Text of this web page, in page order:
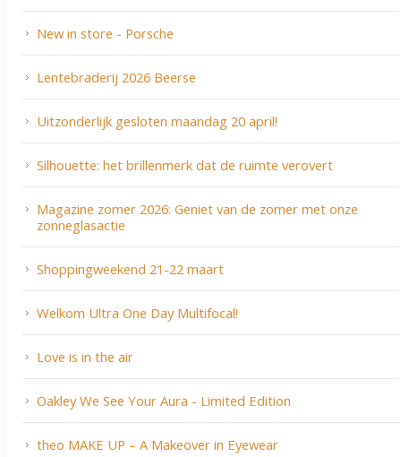
New in store - Porsche
Lentebraderij 2026 Beerse
Uitzonderlijk gesloten maandag 20 april!
Silhouette: het brillenmerk dat de ruimte verovert
Magazine zomer 2026: Geniet van de zomer met onze
zonneglasactie
Shoppingweekend 21-22 maart
Welkom Ultra One Day Multifocal!
Love is in the air
Oakley We See Your Aura - Limited Edition
theo MAKE UP – A Makeover in Eyewear